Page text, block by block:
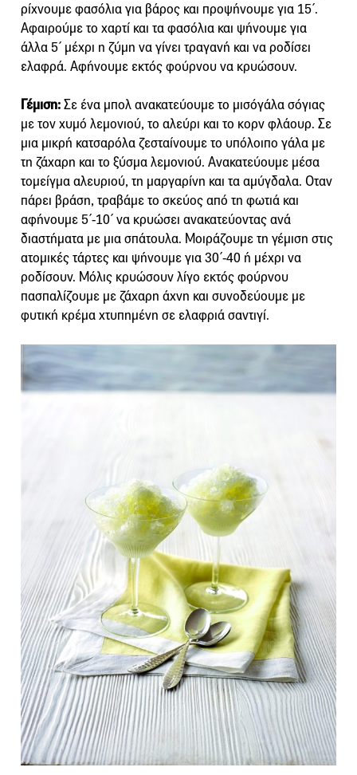
ρίχνουμε φασόλια για βάρος και προψήνουμε για 15΄.
Αφαιρούμε το χαρτί και τα φασόλια και ψήνουμε για
άλλα 5΄ μέχρι η ζύμη να γίνει τραγανή και να ροδίσει
ελαφρά. Αφήνουμε εκτός φούρνου να κρυώσουν.
Γέμιση:Σε ένα μπολ ανακατεύουμε το μισόγάλα σόγιας
με τον χυμό λεμονιού, το αλεύρι και το κορν φλάουρ. Σε
μια μικρή κατσαρόλα ζεσταίνουμε το υπόλοιπο γάλα με
τη ζάχαρη και το ξύσμα λεμονιού. Ανακατεύουμε μέσα
τομείγμα αλευριού, τη μαργαρίνη και τα αμύγδαλα. Οταν
πάρει βράση, τραβάμε το σκεύος από τη φωτιά και
αφήνουμε 5΄-10΄ να κρυώσει ανακατεύοντας ανά
διαστήματα με μια σπάτουλα. Μοιράζουμε τη γέμιση στις
ατομικές τάρτες και ψήνουμε για 30΄-40 ή μέχρι να
ροδίσουν. Μόλις κρυώσουν λίγο εκτός φούρνου
πασπαλίζουμε με ζάχαρη άχνη και συνοδεύουμε με
φυτική κρέμα χτυπημένη σε ελαφριά σαντιγί.